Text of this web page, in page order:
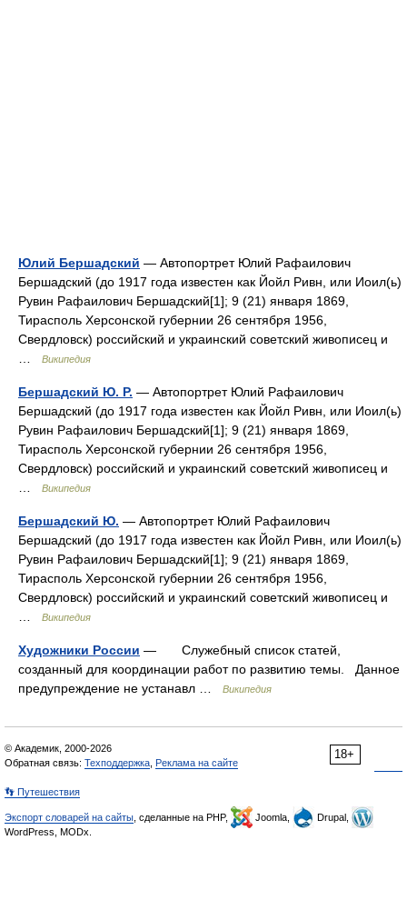
Юлий Бершадский — Автопортрет Юлий Рафаилович
Бершадский (до 1917 года известен как Йойл Ривн, или Иоил(ь)
Рувин Рафаилович Бершадский[1]; 9 (21) января 1869,
Тирасполь Херсонской губернии 26 сентября 1956,
Свердловск) российский и украинский советский живописец и
Википедия
Бершадский Ю. Р. — Автопортрет Юлий Рафаилович
Бершадский (до 1917 года известен как Йойл Ривн, или Иоил(ь)
Рувин Рафаилович Бершадский[1]; 9 (21) января 1869,
Тирасполь Херсонской губернии 26 сентября 1956,
Свердловск) российский и украинский советский живописец и
Википедия
Бершадский Ю. — Автопортрет Юлий Рафаилович
Бершадский (до 1917 года известен как Йойл Ривн, или Иоил(ь)
Рувин Рафаилович Бершадский[1]; 9 (21) января 1869,
Тирасполь Херсонской губернии 26 сентября 1956,
Свердловск) российский и украинский советский живописец и
Википедия
Художники России — Служебный список статей,
созданный для координации работ по развитию темы. Данное
предупреждение не устанавл …
Википедия
18+
© Академик, 2000-2026
Обратная связь: Техподдержка Реклама на сайте
👣 Путешествия
Экспорт словарей на сайты , сделанные на PHP, Joomla,
Drupal,
WordPress, MODx.